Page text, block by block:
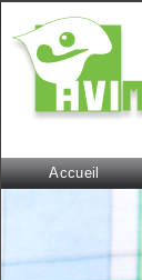
Accueil